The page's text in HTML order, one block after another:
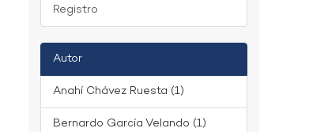
Registro
Autor
Anahí Chávez Ruesta (1)
Bernardo García Velando (1)